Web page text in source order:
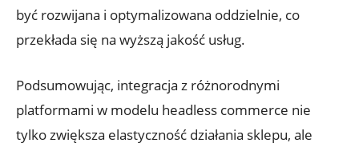
być rozwijana i optymalizowana oddzielnie, ⁤co
przekłada się na wyższą jakość usług.
Podsumowując, integracja z ‌różnorodnymi
platformami w ‌modelu headless commerce nie
tylko zwiększa‌ elastyczność działania sklepu, ​ale⁤